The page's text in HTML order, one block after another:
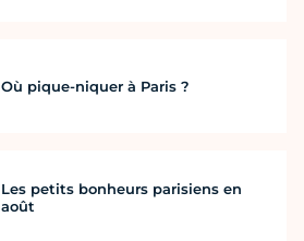
Où pique-niquer à Paris ?
Les petits bonheurs parisiens en
août